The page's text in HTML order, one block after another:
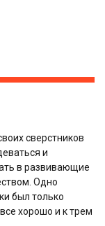
сверстников
и
в развивающие
Одно
был только
хорошо и к трем